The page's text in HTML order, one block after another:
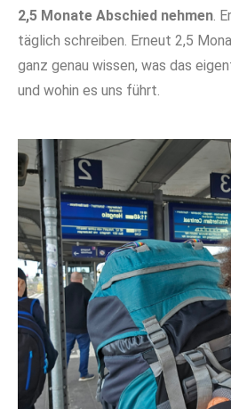
2,5 Monate Abschied nehmen.
täglich schreiben. Erneut 2,5
ganz genau wissen, was das
und wohin es uns führt.